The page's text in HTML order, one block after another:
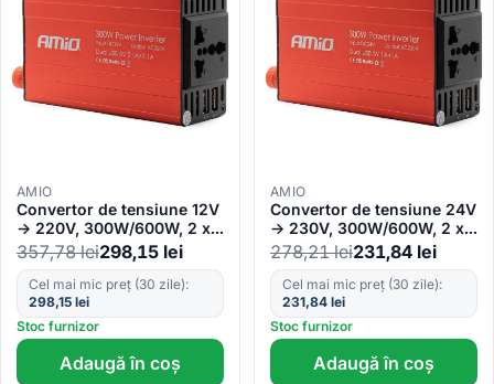
AMIO
Convertor de tensiune 12V
-> 220V, 300W/600W, 2 x
USB 5V
357,78lei298,15 lei
Cel mai mic preț (30 zile):
298,15 lei
Stoc furnizor
Adaugă în coș
AMIO
Convertor de tensiune 24V
-> 230V, 300W/600W, 2 x
USB 5V
278,21lei231,84 lei
Cel mai mic preț (30 zile):
231,84 lei
Stoc furnizor
Adaugă în coș